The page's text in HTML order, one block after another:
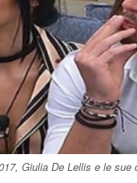
Giulia De Lellis e le sue